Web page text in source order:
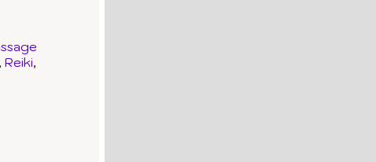
Reiki